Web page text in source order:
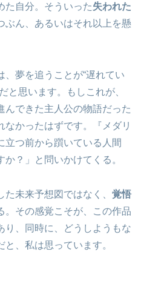
た自分。そういった失われた
ぶん、あるいはそれ以上を懸
夢を追うことが“遅れてい
と思います。もしこれが、
んできた主人公の物語だった
なかったはずです。『メダリ
立つ前から躓いている人間
？」と問いかけてくる。
未来予想図ではなく、 覚悟
。その感覚こそが、この作品
り、同時に、どうしようもな
、私は思っています。